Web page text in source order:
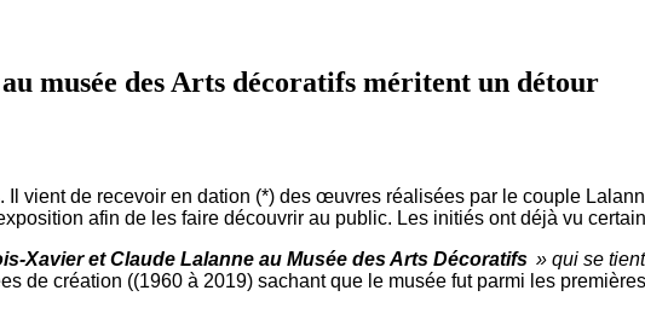
musée des Arts décoratifs méritent un détour
vient de recevoir en dation (*) des œuvres réalisées par le couple
afin de les faire découvrir au public. Les initiés ont déjà vu
Xavier et Claude Lalanne au Musée des Arts Décoratifs » qui se
de création ((1960 à 2019) sachant que le musée fut parmi les